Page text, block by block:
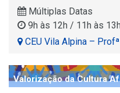
Múltiplas Datas
9h às 12h / 11h às
CEU Vila Alpina –
Valorização da Cultura